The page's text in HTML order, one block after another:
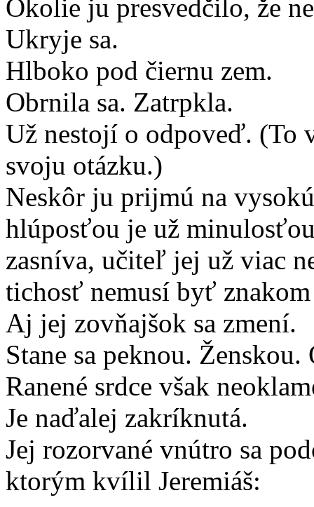
Okolie ju presvedčilo, že
Ukryje sa.
Hlboko pod čiernu zem.
Obrnila sa. Zatrpkla.
Už nestojí o odpoveď. (To
svoju otázku.)
Neskôr ju prijmú na
hlúposťou je už
zasníva, učiteľ jej už viac
tichosť nemusí byť
Aj jej zovňajšok sa zmení.
Stane sa peknou.
Ranené srdce však
Je naďalej zakríknutá.
Jej rozorvané vnútro sa
ktorým kvílil Jeremiáš: